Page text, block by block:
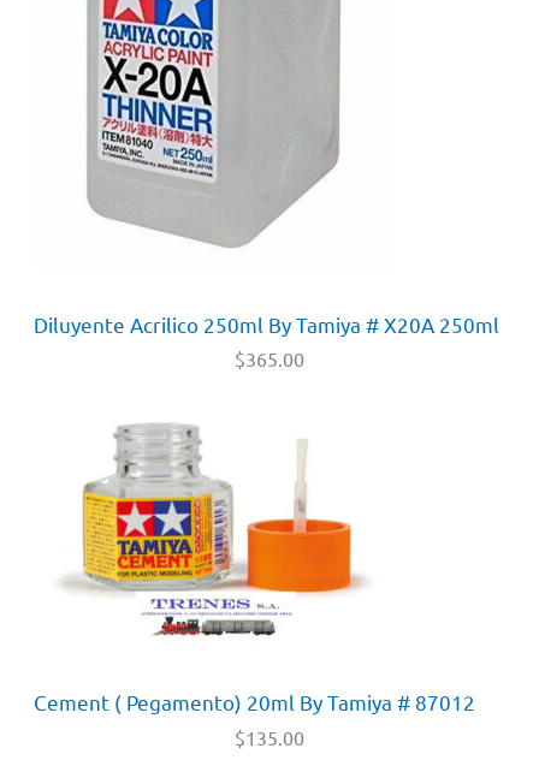
Diluyente Acrilico 250ml By Tamiya # X20A 250ml
$365.00
Cement ( Pegamento) 20ml By Tamiya # 87012
$135.00